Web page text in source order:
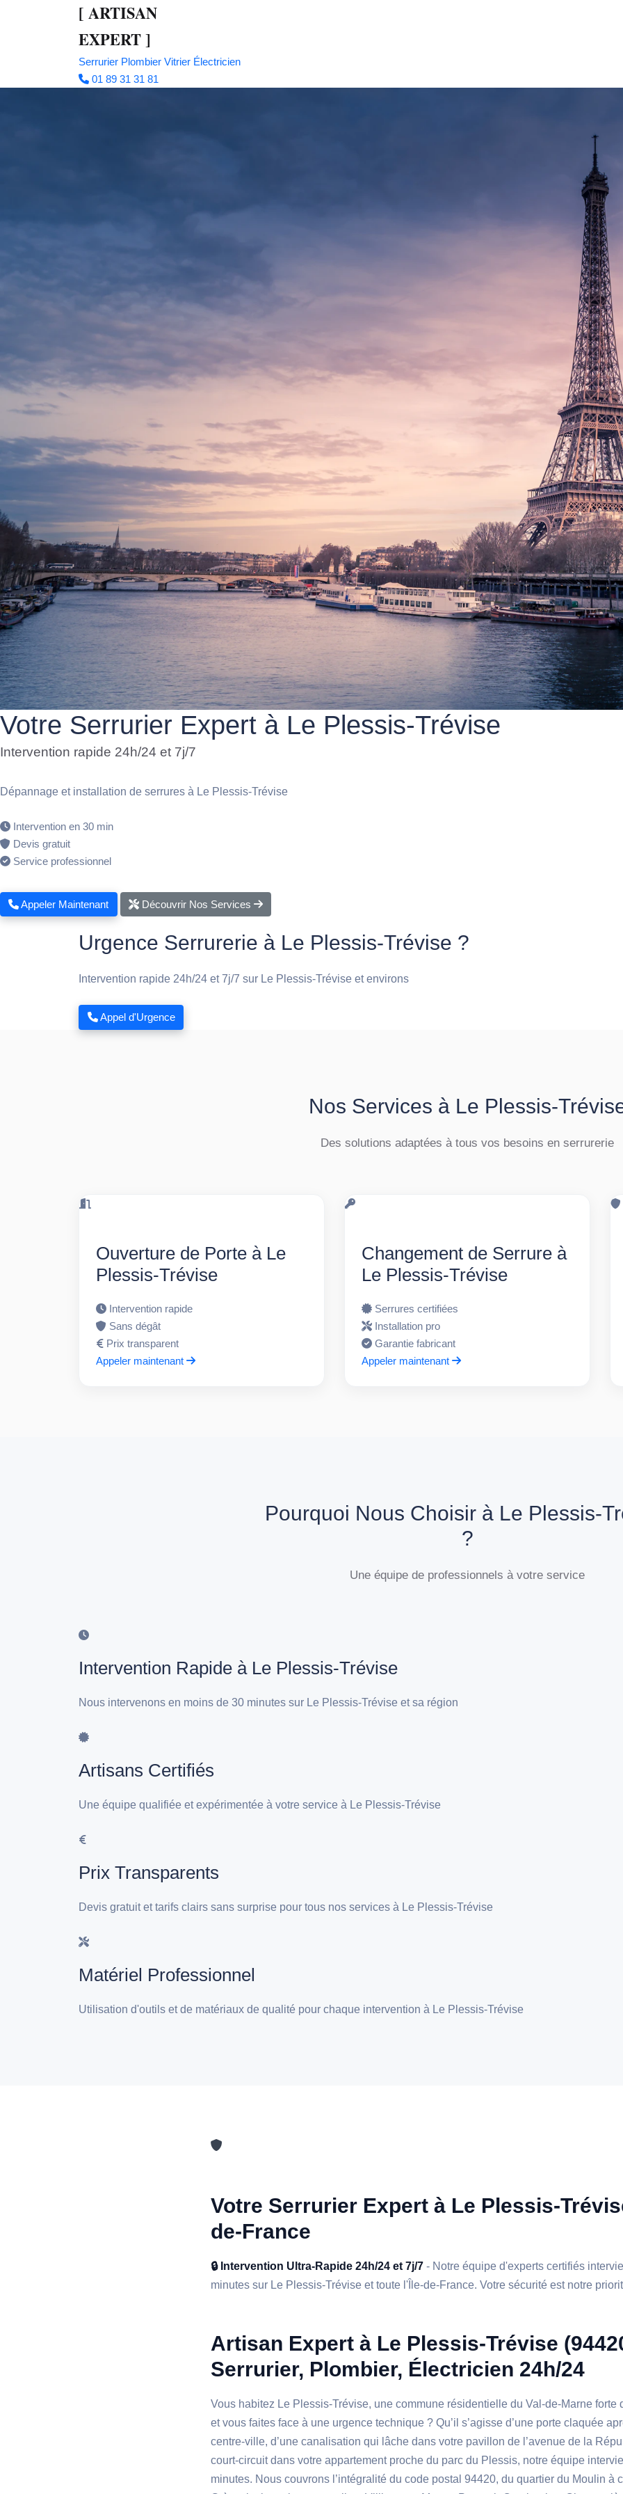
[ ARTISAN
EXPERT]
Serrurier Plombier Vitrier Électricien
01 89 31 31 81
Votre Serrurier Expert à Le Plessis-Trévise
Intervention rapide 24h/24 et 7j/7
Dépannage et installation de serrures à Le Plessis-Trévise
Intervention en 30 min
Devis gratuit
Service professionnel
Appeler Maintenant Découvrir Nos Services
Urgence Serrurerie à Le Plessis-Trévise ?
Intervention rapide 24h/24 et 7j/7 sur Le Plessis-Trévise et environs
Appel d'Urgence
Nos Services à Le Plessis-
Des solutions adaptées à tous vos besoins en serrurerie
Ouverture de Porte à Le
Plessis-Trévise
Intervention rapide
Sans dégât
Prix transparent
Appeler maintenant
Changement de Serrure à
Le Plessis-Trévise
Serrures certifiées
Installation pro
Garantie fabricant
Appeler maintenant
Pourquoi Nous Choisir à Le Plessis-
?
Une équipe de professionnels à votre service
Intervention Rapide à Le Plessis-Trévise
Nous intervenons en moins de 30 minutes sur Le Plessis-Trévise et sa région
Artisans Certifiés
Une équipe qualifiée et expérimentée à votre service à Le Plessis-Trévise
Prix Transparents
Devis gratuit et tarifs clairs sans surprise pour tous nos services à Le Plessis-Trévise
Matériel Professionnel
Utilisation d'outils et de matériaux de qualité pour chaque intervention à Le Plessis-Trévise
Votre Serrurier Expert à Le Plessis-
de-France
🔒 Intervention Ultra-Rapide 24h/24 et 7j/7 - Notre équipe d'experts certifiés
minutes sur Le Plessis-Trévise et toute l'Île-de-France. Votre sécurité est notre
Artisan Expert à Le Plessis-Trévise
Serrurier, Plombier, Électricien 24h/24
Vous habitez Le Plessis-Trévise, une commune résidentielle du Val-de-Marne forte
et vous faites face à une urgence technique ? Qu’il s’agisse d’une porte claquée
centre-ville, d’une canalisation qui lâche dans votre pavillon de l’avenue de la
court-circuit dans votre appartement proche du parc du Plessis, notre équipe
minutes. Nous couvrons l’intégralité du code postal 94420, du quartier du Moulin à